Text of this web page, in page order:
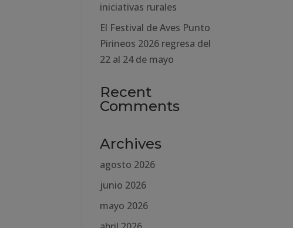
iniciativas rurales
El Festival de Aves Punto
Pirineos 2026 regresa del
22 al 24 de mayo
Recent
Comments
Archives
agosto 2026
junio 2026
mayo 2026